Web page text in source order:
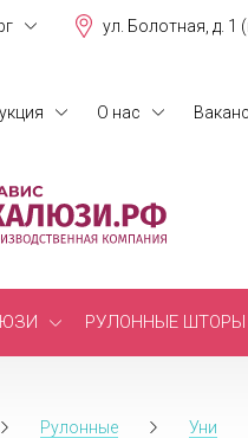
ул. Болотная, д. 1
О нас
РУЛОННЫЕ ШТОРЫ
Рулонные Уни